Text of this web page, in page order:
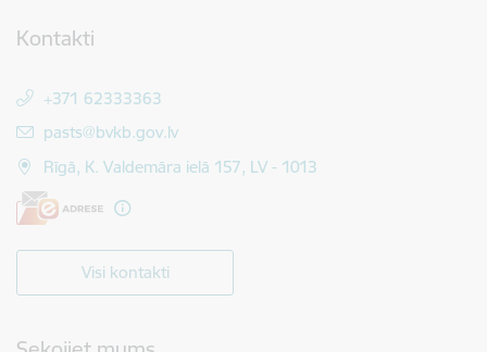
Kontakti
+371 62333363
E-pasts:
pasts@bvkb.gov.lv
Rīgā, K. Valdemāra ielā 157, LV - 1013
Visi kontakti